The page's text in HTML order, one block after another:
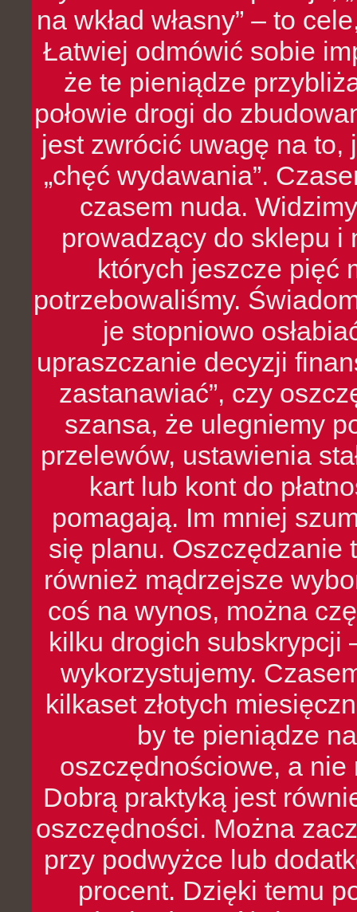
na wkład własny” – to
Łatwiej odmówić sobie
że te pieniądze
połowie drogi do
jest zwrócić uwagę na to,
„chęć wydawania”.
czasem nuda.
prowadzący do sklepu i
których jeszcze pięć
potrzebowaliśmy.
je stopniowo
upraszczanie decyzji
zastanawiać”, czy
szansa, że ulegniemy
przelewów, ustawienia
kart lub kont do
pomagają. Im mniej
się planu. Oszczędzanie
również mądrzejsze
coś na wynos, można
kilku drogich subskrypcji
wykorzystujemy.
kilkaset złotych
by te pieniądze
oszczędnościowe, a nie
Dobrą praktyką jest
oszczędności. Można
przy podwyżce lub
procent. Dzięki temu